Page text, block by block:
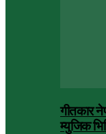
गीतकार
म्युजिक